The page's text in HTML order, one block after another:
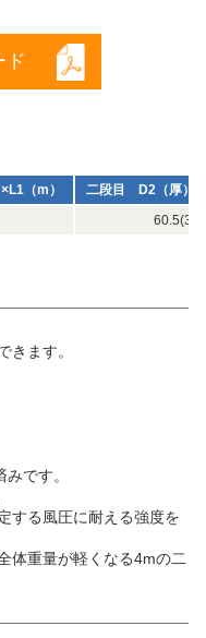
ド
（m）
二段目 D2（厚）
きます。
です。
する風圧に耐える強度を
体重量が軽くなる4mの二